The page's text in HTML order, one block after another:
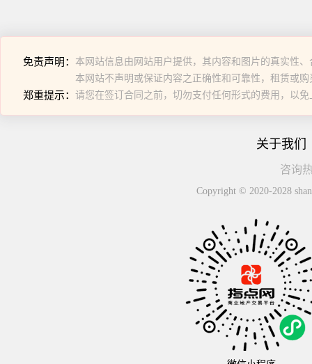
免责声明： 本网站信息由网站用户提供，其内容和图片的真实性
本网站不声明或保证内容之正确性和可靠性，租赁或
郑重提示： 请您在签订合同之前，切勿支付任何形式的费用，以免
关于我们
咨询
Copyright © 2020-2028